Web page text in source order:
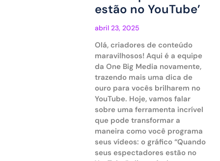
estão no YouTube’
abril 23, 2025
Olá, criadores de conteúdo
maravilhosos! Aqui é a equipe
da One Big Media novamente,
trazendo mais uma dica de
ouro para vocês brilharem no
YouTube. Hoje, vamos falar
sobre uma ferramenta incrível
que pode transformar a
maneira como você programa
seus vídeos: o gráfico “Quando
seus espectadores estão no